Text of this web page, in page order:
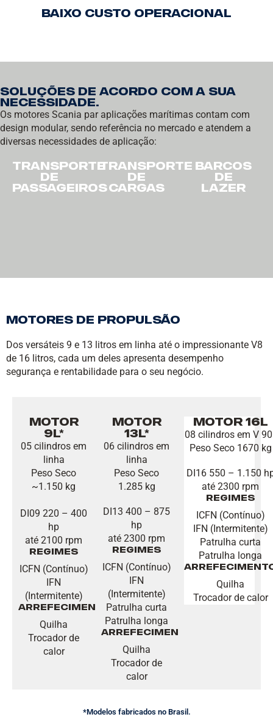
Baixo custo operacional
Soluções de acordo com a sua
necessidade.
Os motores Scania par aplicações marítimas contam com
design modular, sendo referência no mercado e atendem a
diversas necessidades de aplicação:
TRANSPORTE
DE
PASSAGEIROS
TRANSPORTE
DE
CARGAS
BARCOS
DE
LAZER
Motores de Propulsão
Dos versáteis 9 e 13 litros em linha até o impressionante V8
de 16 litros, cada um deles apresenta desempenho
segurança e rentabilidade para o seu negócio.
Motor
9L*
05 cilindros em
linha
Peso Seco
~1.150 kg
DI09 220 – 400
hp
até 2100 rpm
Regimes
ICFN (Contínuo)
IFN
(Intermitente)
Arrefecimento
Quilha
Trocador de
calor
Motor
13L*
06 cilindros em
linha
Peso Seco
1.285 kg
DI13 400 – 875
hp
até 2300 rpm
Regimes
ICFN (Contínuo)
IFN
(Intermitente)
Patrulha curta
Patrulha longa
Arrefecimento
Quilha
Trocador de
calor
Motor 16L
08 cilindros em V
Peso Seco 1670 kg
DI16 550 – 1.150
até 2300 rpm
Regimes
ICFN (Contínuo)
IFN (Intermitente)
Patrulha curta
Patrulha longa
Quilha
Trocador de calor
*Modelos fabricados no Brasil.